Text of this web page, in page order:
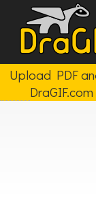
Upload PDF